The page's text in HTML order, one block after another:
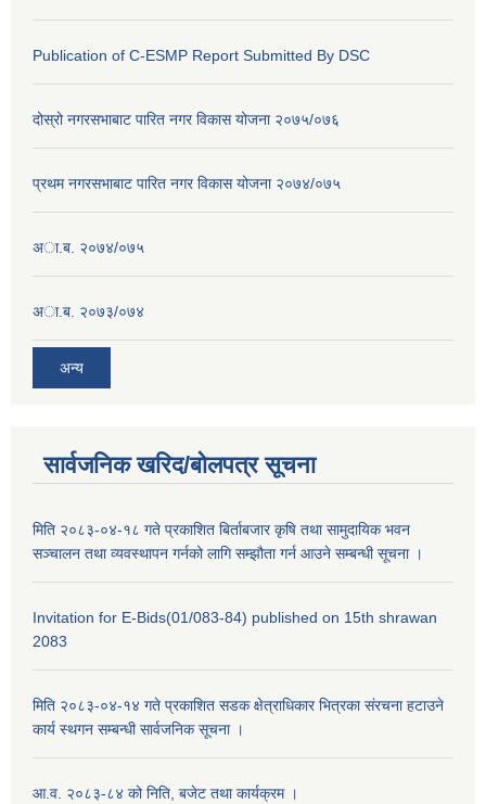
Publication of C-ESMP Report Submitted By DSC
दोस्रो नगरसभाबाट पारित नगर विकास योजना २०७५/०७६
प्रथम नगरसभाबाट पारित नगर विकास योजना २०७४/०७५
अा.ब. २०७४/०७५
अा.ब. २०७३/०७४
अन्य
सार्वजनिक खरिद/बोलपत्र सूचना
मिति २०८३-०४-१८ गते प्रकाशित बिर्ताबजार कृषि तथा सामुदायिक भवन
सञ्चालन तथा व्यवस्थापन गर्नको लागि सम्झौता गर्न आउने सम्बन्धी सूचना ।
Invitation for E-Bids(01/083-84) published on 15th shrawan
2083
मिति २०८३-०४-१४ गते प्रकाशित सडक क्षेत्राधिकार भित्रका संरचना हटाउने
कार्य स्थगन सम्बन्धी सार्वजनिक सूचना ।
आ.व. २०८३-८४ को निति, बजेट तथा कार्यक्रम ।